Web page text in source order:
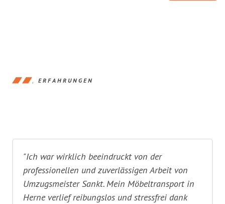
ERFAHRUNGEN
"Ich war wirklich beeindruckt von der
professionellen und zuverlässigen Arbeit von
Umzugsmeister Sankt. Mein Möbeltransport in
Herne verlief reibungslos und stressfrei dank